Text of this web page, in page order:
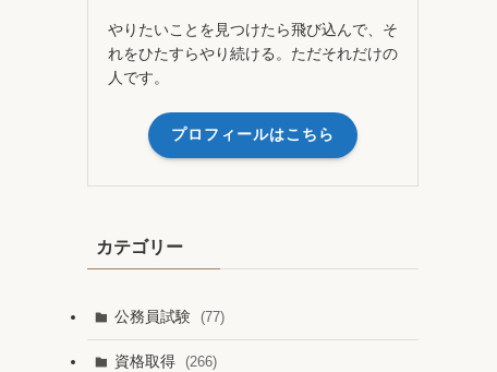
やりたいことを見つけたら飛び込んで、そ
れをひたすらやり続ける。ただそれだけの
人です。
プロフィールはこちら
カテゴリー
公務員試験 (77)
資格取得 (266)